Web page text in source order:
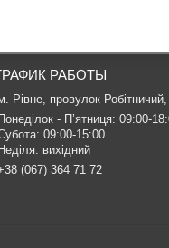
РАБОТЫ
Рівне, провулок
Понеділок - П’ятниця: 09:00-
09:00-15:00
Неділя: вихідний
(067) 364 71 72